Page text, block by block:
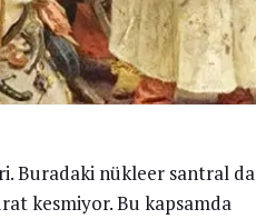
Buradaki nükleer santral da
kesmiyor. Bu kapsamda